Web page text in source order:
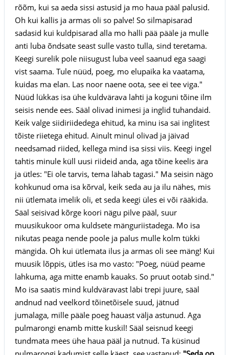
rõõm, kui sa aeda sissi astusid ja mo haua pääl palusid.
Oh kui kallis ja armas oli so palve! So silmapisarad
sadasid kui kuldpisarad alla mo halli pää pääle ja mulle
anti luba õndsate seast sulle vasto tulla, sind teretama.
Keegi surelik pole niisugust luba veel saanud ega saagi
vist saama. Tule nüüd, poeg, mo elupaika ka vaatama,
kuidas ma elan. Las noor naene oota, see ei tee viga."
Nüüd lükkas isa ühe kuldvärava lahti ja koguni tõine ilm
seisis nende ees. Sääl olivad inimesi ja inglid tuhandaid.
Keik valge siidiriidedega ehitud, ka minu isa sai inglitest
tõiste riietega ehitud. Ainult minul olivad ja jäivad
needsamad riided, kellega mind isa sissi viis. Keegi ingel
tahtis minule küll uusi riideid anda, aga tõine keelis ära
ja ütles: "Ei ole tarvis, tema lähab tagasi." Ma seisin nägo
kohkunud oma isa kõrval, keik seda au ja ilu nähes, mis
nii ütlemata imelik oli, et seda keegi üles ei või rääkida.
Sääl seisivad kõrge koori nägu pilve pääl, suur
muusikukoor oma kuldsete mänguriistadega. Mo isa
nikutas peaga nende poole ja palus mulle kolm tükki
mängida. Oh kui ütlemata ilus ja armas oli see mäng! Kui
muusik lõppis, ütles isa mo vasto: "Poeg, nüüd peame
lahkuma, aga mitte enamb kauaks. So pruut ootab sind."
Mo isa saatis mind kuldväravast läbi trepi juure, sääl
andnud nad veelkord tõinetõisele suud, jätnud
jumalaga, mille pääle poeg hauast välja astunud. Aga
pulmarongi enamb mitte kuskil! Sääl seisnud keegi
tundmata mees ühe haua pääl ja nutnud. Ta küsinud